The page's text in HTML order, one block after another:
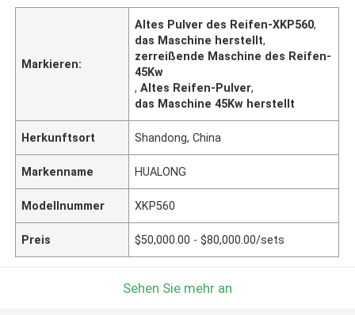
Markieren:
Altes Pulver des Reifen-XKP560,
das Maschine herstellt,
zerreißende Maschine des Reifen-
45Kw
,Altes Reifen-Pulver,
das Maschine 45Kw herstellt
Herkunftsort Shandong, China
Markenname HUALONG
Modellnummer XKP560
Preis $50,000.00 - $80,000.00/sets
Sehen Sie mehr an